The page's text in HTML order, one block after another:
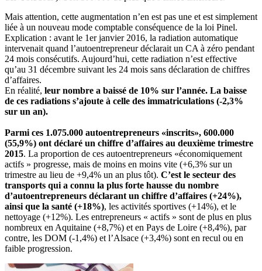
Mais attention, cette augmentation n’en est pas une et est simplement
liée à un nouveau mode comptable conséquence de la loi Pinel.
Explication : avant le 1er janvier 2016, la radiation automatique
intervenait quand l’autoentrepreneur déclarait un CA à zéro pendant
24 mois consécutifs. Aujourd’hui, cette radiation n’est effective
qu’au 31 décembre suivant les 24 mois sans déclaration de chiffres
d’affaires.
En réalité, leur nombre a baissé de 10% sur l’année. La baisse
de ces radiations s’ajoute à celle des immatriculations (-2,3%
sur un an).
Parmi ces 1.075.000 autoentrepreneurs «inscrits», 600.000
(55,9%) ont déclaré un chiffre d’affaires au deuxième trimestre
2015. La proportion de ces autoentrepreneurs «économiquement
actifs » progresse, mais de moins en moins vite (+6,3% sur un
trimestre au lieu de +9,4% un an plus tôt). C’est le secteur des
transports qui a connu la plus forte hausse du nombre
d’autoentrepreneurs déclarant un chiffre d’affaires (+24%),
ainsi que la santé (+18%), les activités sportives (+14%), et le
nettoyage (+12%). Les entrepreneurs « actifs » sont de plus en plus
nombreux en Aquitaine (+8,7%) et en Pays de Loire (+8,4%), par
contre, les DOM (-1,4%) et l’Alsace (+3,4%) sont en recul ou en
faible progression.